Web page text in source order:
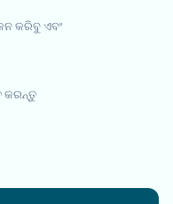
କରିବୁ ଏବଂ
କରନ୍ତୁ